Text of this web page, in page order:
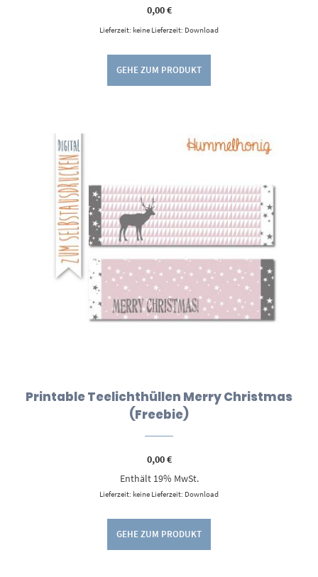
0,00€
Lieferzeit: keine Lieferzeit: Download
GEHE ZUM PRODUKT
Printable Teelichthüllen Merry Christmas
(Freebie)
0,00€
Enthält 19% MwSt.
Lieferzeit: keine Lieferzeit: Download
GEHE ZUM PRODUKT